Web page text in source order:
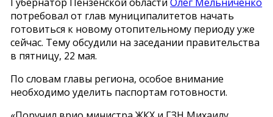
потребовал от глав муниципалитетов начать
готовиться к новому отопительному периоду уже
сейчас. Тему обсудили на заседании правительства
в пятницу, 22 мая.
По словам главы региона, особое внимание
необходимо уделить паспортам готовности.